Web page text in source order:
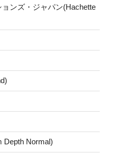
ンズ・ジャパン(Hachette
Depth Normal)